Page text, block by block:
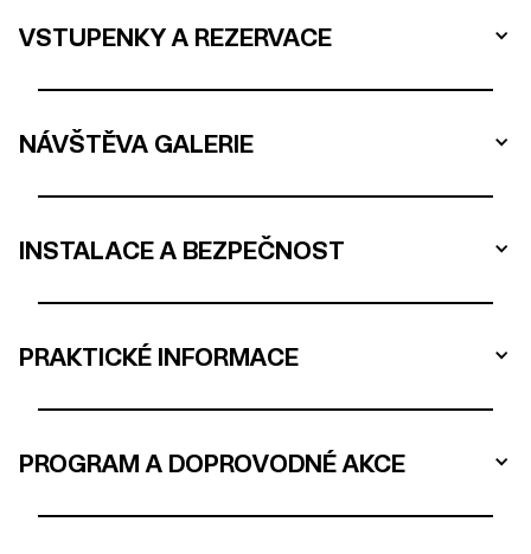
VSTUPENKY A REZERVACE
NÁVŠTĚVA GALERIE
INSTALACE A BEZPEČNOST
PRAKTICKÉ INFORMACE
PROGRAM A DOPROVODNÉ AKCE